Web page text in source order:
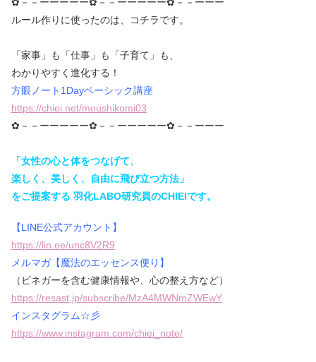
ルール作りに使ったのは、コチラです。
「家事」も「仕事」も「子育て」も、
わかりやすく進化する！
方眼ノート1Dayベーシック講座
https://chiei.net/moushikomi03
✿－－ーーーーー✿－－ーーーーー✿－－ーーー
「女性の心と体をつなげて、
楽しく、美しく、自由に飛び立つ方法」
をご提案する 羽化LABO研究員のCHIEIです。
【LINE公式アカウント】
https://lin.ee/unc8V2R9
メルマガ【魔法のエッセンス便り】
（ビネガーを含む健康情報や、心の整え方など）
https://resast.jp/subscribe/MzA4MWNmZWEwY
インスタグラム☆彡
https://www.instagram.com/chiei_note/